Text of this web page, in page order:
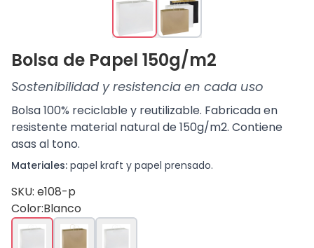
Bolsa de Papel 150g/m2
Sostenibilidad y resistencia en cada uso
Bolsa 100% reciclable y reutilizable. Fabricada en
resistente material natural de 150g/m2. Contiene
asas al tono.
Materiales: papel kraft y papel prensado.
SKU: e108-p
Color:Blanco